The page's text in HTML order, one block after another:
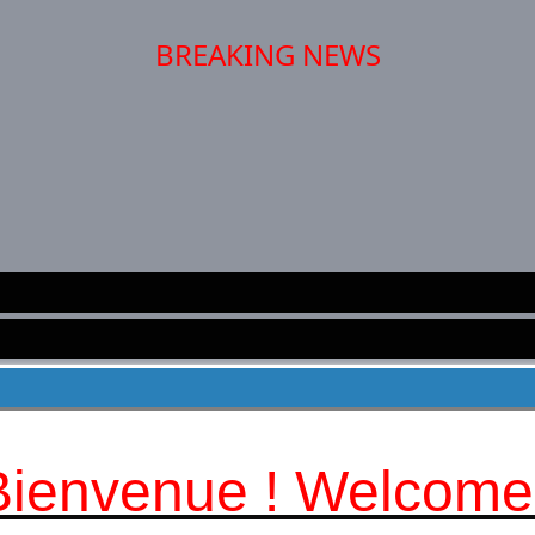
BREAKING NEWS
!